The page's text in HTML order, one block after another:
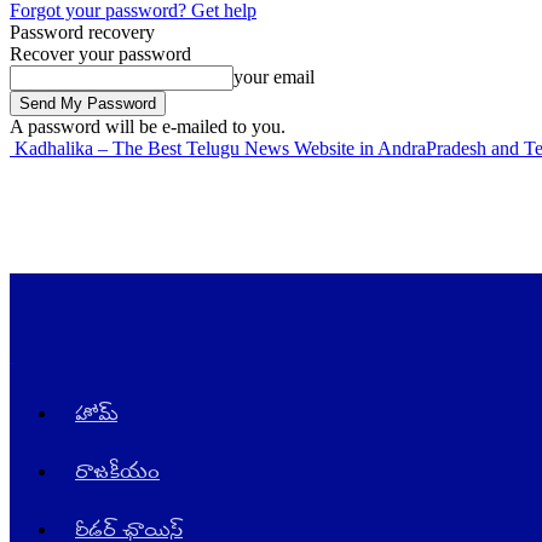
Forgot your password? Get help
Password recovery
Recover your password
your email
A password will be e-mailed to you.
Kadhalika – The Best Telugu News Website in AndraPradesh and
హోమ్
రాజ‌కీయం
రీడర్ ఛాయిస్